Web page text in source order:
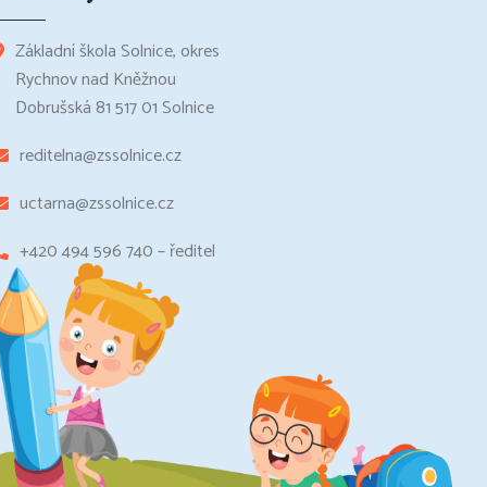
Základní škola Solnice, okres
Rychnov nad Kněžnou
Dobrušská 81 517 01 Solnice
reditelna@zssolnice.cz
uctarna@zssolnice.cz
+420 494 596 740 – ředitel